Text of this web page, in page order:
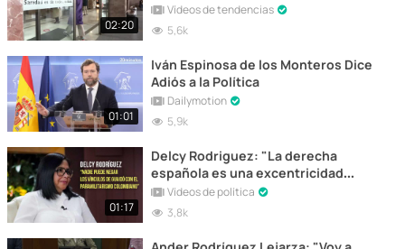
02:20
Vídeos de tendencias
5,6k
01:01
Iván Espinosa de los Monteros Dice
Adiós a la Política
Dailymotion
5,9k
01:17
Delcy Rodriguez: "La derecha
española es una excentricidad
política"
Vídeos de política
3,8k